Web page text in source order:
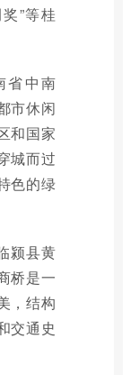
”等桂
省中南
市休闲
和国家
城而过
色的绿
颍县黄
桥是一
，结构
交通史